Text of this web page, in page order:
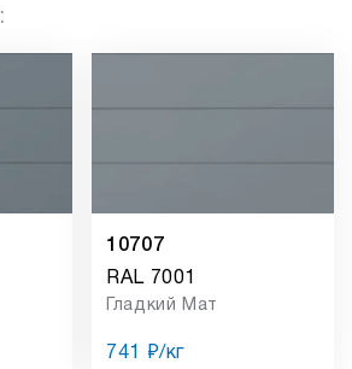
10707
RAL 7001
Гладкий Мат
741 ₽/кг